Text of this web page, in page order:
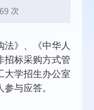
69 次
法》、《中华人
招标采购方式管
大学招生办公室
参与应答。